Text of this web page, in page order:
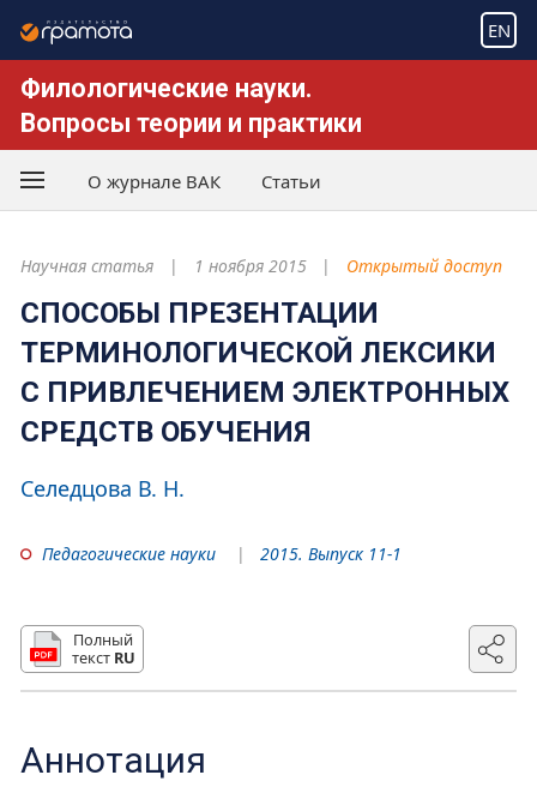
EN
Филологические науки.
Вопросы теории и практики
О журнале ВАК Статьи
Научная статья 1 ноября 2015 Открытый доступ
СПОСОБЫ ПРЕЗЕНТАЦИИ
ТЕРМИНОЛОГИЧЕСКОЙ ЛЕКСИКИ
С ПРИВЛЕЧЕНИЕМ ЭЛЕКТРОННЫХ
СРЕДСТВ ОБУЧЕНИЯ
Селедцова В. Н.
Педагогические науки 2015. Выпуск 11-1
Полный
текст RU
Аннотация